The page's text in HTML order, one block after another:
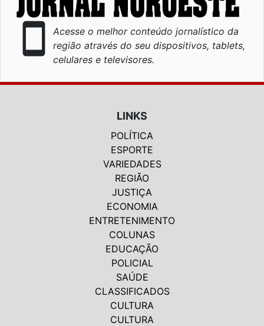
smartphone
Acesse o melhor conteúdo jornalístico da
região através do seu dispositivos, tablets,
celulares e televisores.
LINKS
POLÍTICA
ESPORTE
VARIEDADES
REGIÃO
JUSTIÇA
ECONOMIA
ENTRETENIMENTO
COLUNAS
EDUCAÇÃO
POLICIAL
SAÚDE
CLASSIFICADOS
CULTURA
CULTURA